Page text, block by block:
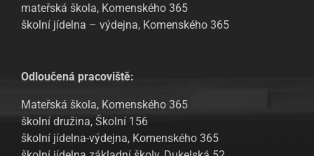
mateřská škola, Komenského 365
školní jídelna – výdejna, Komenského 365
Odloučená pracoviště:
Mateřská škola, Komenského 365
školní družina, Školní 156
školní jídelna-výdejna, Komenského 365